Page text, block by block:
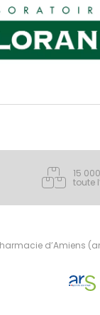
15
toute
d’Amiens